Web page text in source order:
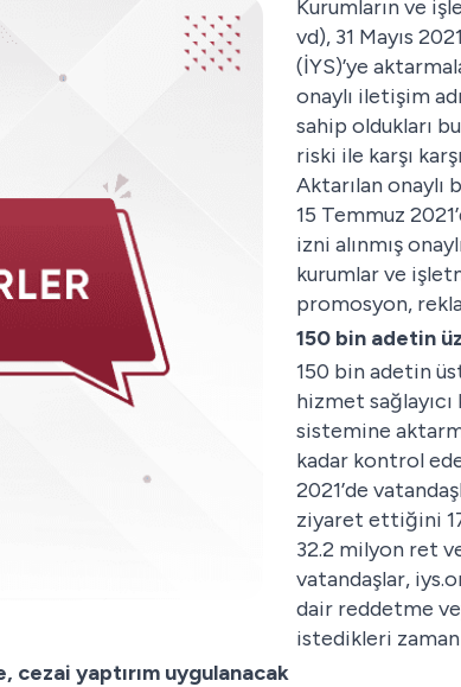
İş
Kurumların ve
vd), 31 Mayıs
(İYS)’ye
onaylı iletişim
sahip oldukları
riski ile karşı
Aktarılan onaylı
15 Temmuz
izni alınmış
kurumlar ve
promosyon,
150 bin adetin
150 bin adetin
hizmet
sistemine
kadar kontrol
2021’de
ziyaret ettiğini
32.2 milyon ret
vatandaşlar,
dair reddetme
istedikleri
cezai yaptırım uygulanacak